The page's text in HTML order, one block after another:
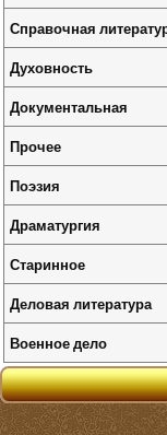
Справочная
Духовность
Документальная
Прочее
Поэзия
Драматургия
Старинное
Деловая литература
Военное дело